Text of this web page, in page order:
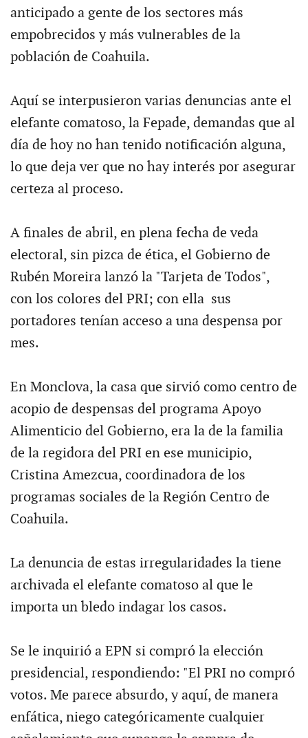
anticipado a gente de los sectores más
empobrecidos y más vulnerables de la
población de Coahuila.
Aquí se interpusieron varias denuncias ante el
elefante comatoso, la Fepade, demandas que al
día de hoy no han tenido notificación alguna,
lo que deja ver que no hay interés por asegurar
certeza al proceso.
A finales de abril, en plena fecha de veda
electoral, sin pizca de ética, el Gobierno de
Rubén Moreira lanzó la "Tarjeta de Todos",
con los colores del PRI; con ella sus
portadores tenían acceso a una despensa por
mes.
En Monclova, la casa que sirvió como centro de
acopio de despensas del programa Apoyo
Alimenticio del Gobierno, era la de la familia
de la regidora del PRI en ese municipio,
Cristina Amezcua, coordinadora de los
programas sociales de la Región Centro de
Coahuila.
La denuncia de estas irregularidades la tiene
archivada el elefante comatoso al que le
importa un bledo indagar los casos.
Se le inquirió a EPN si compró la elección
presidencial, respondiendo: "El PRI no compró
votos. Me parece absurdo, y aquí, de manera
enfática, niego categóricamente cualquier